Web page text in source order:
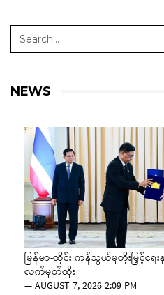
NEWS
မြန်မာ-ထိုင်း ကုန်သွယ်မှုတိုးမြှင့်ရေးနှ
လက်မှတ်ထိုး
—AUGUST 7, 2026 2:09 PM